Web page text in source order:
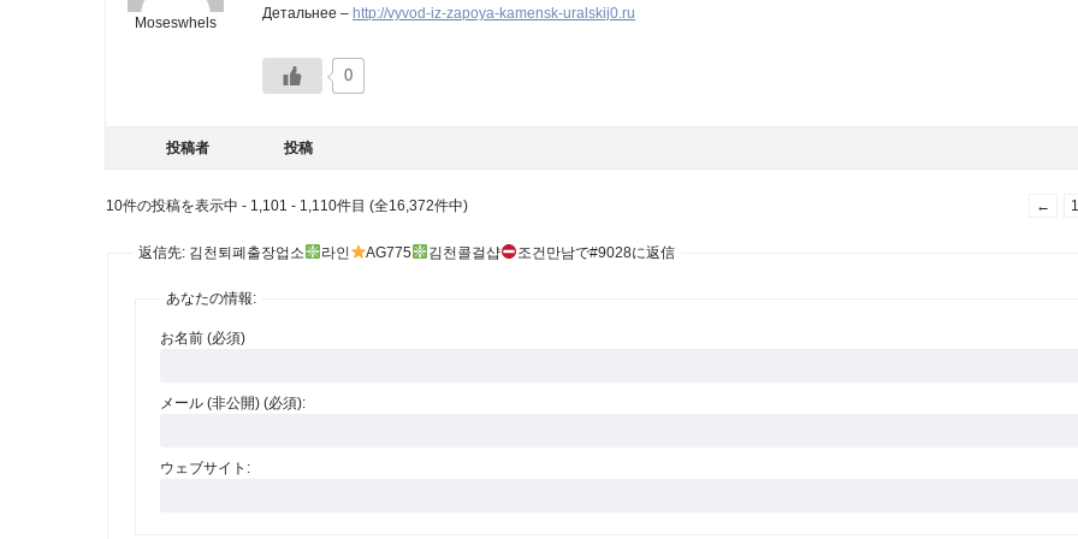
Moseswhels
Детальнее – http://vyvod-iz-zapoya-kamensk-uralskij0.ru
0
投稿者 投稿
10件の投稿を表示中 - 1,101 - 1,110件目 (全16,372件中) ← 1
返信先: 김천퇴폐출장업소 라인 AG775 김천콜걸샵 조건만남で#9028に返信
あなたの情報:
お名前 (必須)
メール (非公開) (必須):
ウェブサイト: